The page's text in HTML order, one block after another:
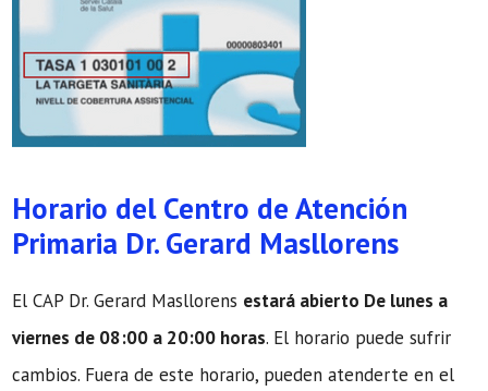
Horario del Centro de Atención
Primaria Dr. Gerard Masllorens
El CAP Dr. Gerard Masllorens estará abierto De lunes a
viernes de 08:00 a 20:00 horas. El horario puede sufrir
cambios. Fuera de este horario, pueden atenderte en el